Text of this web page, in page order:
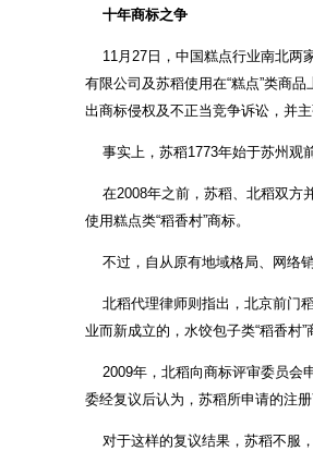
十年商标之争
11月27日，中国糕点行业南北两
有限公司及苏稻使用在“糕点”类商
出商标侵权及不正当竞争诉讼，并
事实上，苏稻1773年始于苏州观
在2008年之前，苏稻、北稻双方
使用糕点类“稻香村”商标。
不过，自从原有地域格局、网络
北稻代理律师则指出，北京前门
业而新成立的，水饺包子类“稻香村
2009年，北稻向商标评审委员会
委经复议后认为，苏稻所申请的注
对于这样的复议结果，苏稻不服